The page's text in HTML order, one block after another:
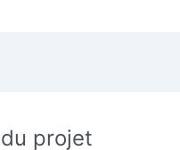
projet